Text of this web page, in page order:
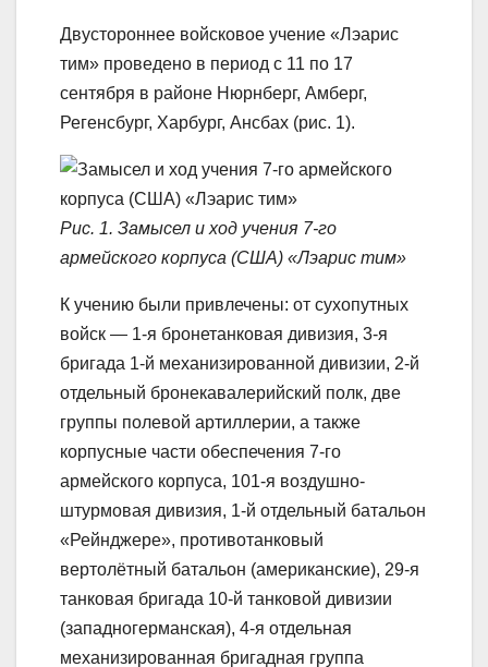
Двустороннее войсковое учение «Лэарис
тим» проведено в период с 11 по 17
сентября в районе Нюрнберг, Амберг,
Регенсбург, Харбург, Ансбах (рис. 1).
Рис. 1. Замысел и ход учения 7-го
армейского корпуса (США) «Лэарис тим»
К учению были привлечены: от сухопутных
войск — 1-я бронетанковая дивизия, 3-я
бригада 1-й механизированной дивизии, 2-й
отдельный бронекавалерийский полк, две
группы полевой артиллерии, а также
корпусные части обеспечения 7-го
армейского корпуса, 101-я воздушно-
штурмовая дивизия, 1-й отдельный батальон
«Рейнджере», противотанковый
вертолётный батальон (американские), 29-я
танковая бригада 10-й танковой дивизии
(западногерманская), 4-я отдельная
механизированная бригадная группа